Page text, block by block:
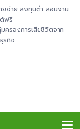
ยง่าย ลงทุนต่ำ สอนงาน
ฟรี
ครองการเสียชีวิตจาก
รกิจ